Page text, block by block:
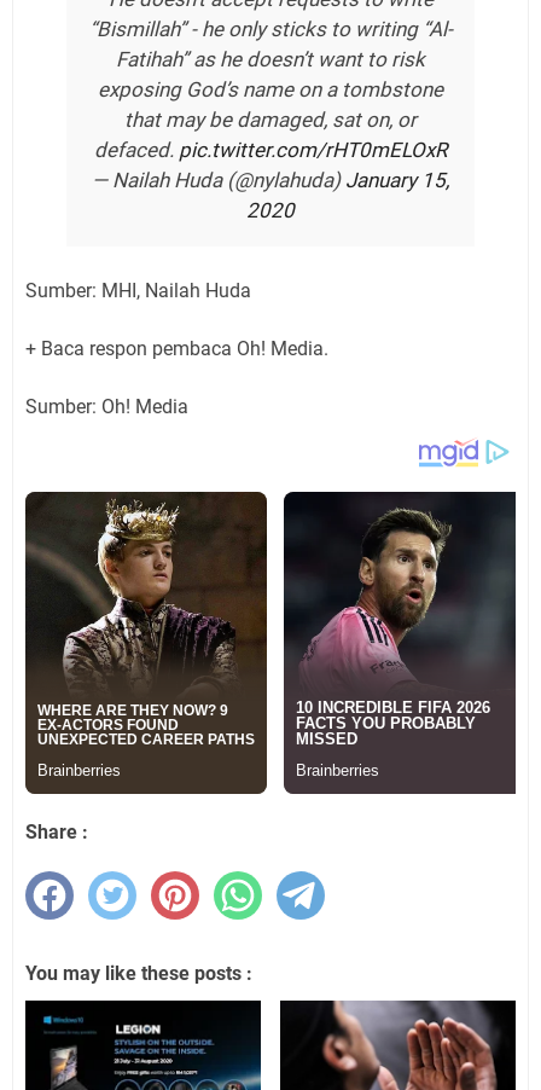
“Bismillah” - he only sticks to writing “Al-
Fatihah” as he doesn’t want to risk
exposing God’s name on a tombstone
that may be damaged, sat on, or
defaced. pic.twitter.com/rHT0mELOxR
— Nailah Huda (@nylahuda) January 15,
2020
Sumber: MHI, Nailah Huda
+ Baca respon pembaca Oh! Media.
Sumber: Oh! Media
Share :
You may like these posts :